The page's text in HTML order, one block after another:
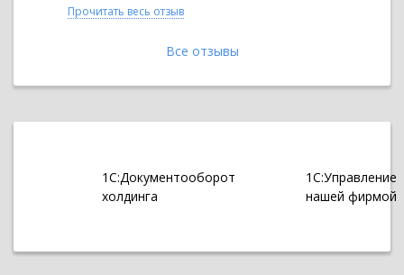
Прочитать весь отзыв
Все отзывы
1С:Документооборот
холдинга
1С:Управление
нашей фирмой